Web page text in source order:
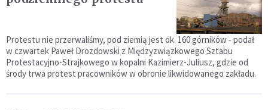
Protestu nie przerwaliśmy, pod ziemią jest ok. 160 górników - podał
w czwartek Paweł Drozdowski z Międzyzwiązkowego Sztabu
Protestacyjno-Strajkowego w kopalni Kazimierz-Juliusz, gdzie od
środy trwa protest pracowników w obronie likwidowanego zakładu.